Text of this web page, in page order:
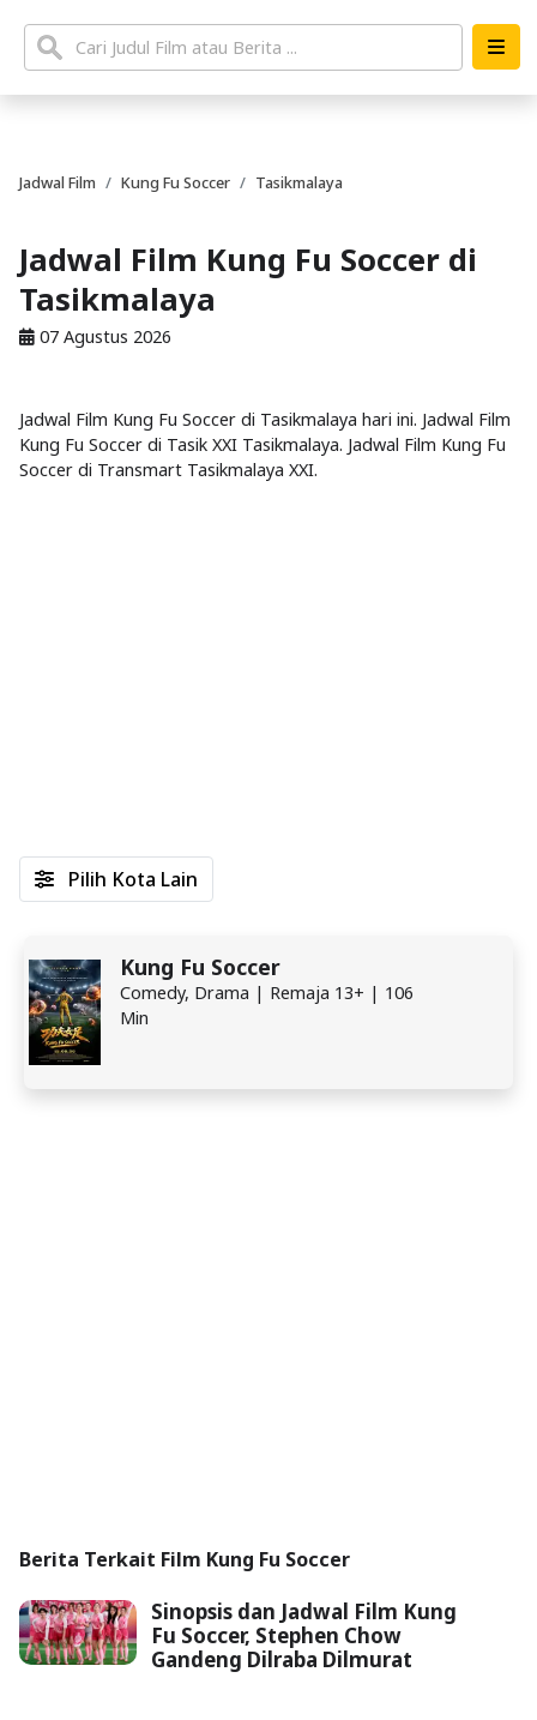
Jadwal Film Kung Fu Soccer Tasikmalaya
Jadwal Film Kung Fu Soccer di
Tasikmalaya
07 Agustus 2026
Jadwal Film Kung Fu Soccer di Tasikmalaya hari ini. Jadwal Film
Kung Fu Soccer di Tasik XXI Tasikmalaya. Jadwal Film Kung Fu
Soccer di Transmart Tasikmalaya XXI.
Kung Fu Soccer
Comedy, Drama | Remaja 13+ | 106
Min
Pilih Kota Lain
Berita Terkait Film Kung Fu Soccer
Sinopsis dan Jadwal Film Kung
Fu Soccer, Stephen Chow
Gandeng Dilraba Dilmurat